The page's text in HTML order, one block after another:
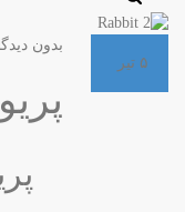
۵ تیر
بدون